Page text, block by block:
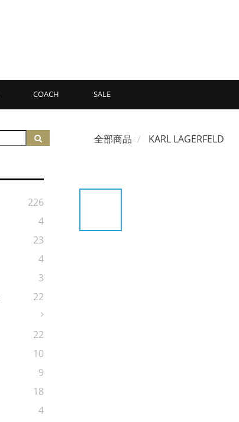
COACH SALE
226
4
23
4
3
22
22
10
9
18
4
全部商品 KARL LAGERFELD